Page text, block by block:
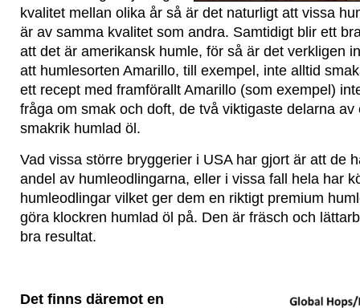
kvalitet mellan olika år så är det naturligt att vissa
är av samma kvalitet som andra. Samtidigt blir ett
att det är amerikansk humle, för så är det verkligen
att humlesorten Amarillo, till exempel, inte alltid
ett recept med framförallt Amarillo (som exempel)
fråga om smak och doft, de två viktigaste delarna av
smakrik humlad öl.
Vad vissa större bryggerier i USA har gjort är att de
andel av humleodlingarna, eller i vissa fall hela har
humleodlingar vilket ger dem en riktigt premium
göra klockren humlad öl på. Den är fräsch och
bra resultat.
Det finns däremot en